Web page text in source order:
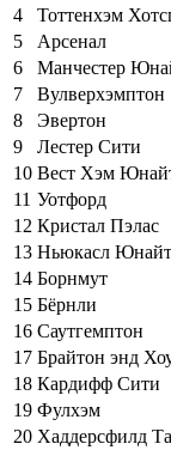
4
Тоттенхэм
5
Арсенал
6
Манчестер
7
Вулверхэмптон
8
Эвертон
9
Лестер Сити
10 Вест Хэм
11 Уотфорд
12 Кристал Пэлас
13 Ньюкасл
14 Борнмут
15 Бёрнли
16 Саутгемптон
17 Брайтон энд
18 Кардифф Сити
19 Фулхэм
20 Хаддерсфилд